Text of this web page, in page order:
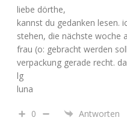
liebe dörthe,
kannst du gedanken lesen.
stehen, die nächste woche
frau (o: gebracht werden
verpackung gerade recht.
lg
luna
0 Antworten